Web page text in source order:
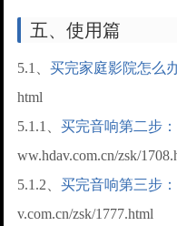
五、使用篇
5.1、买完家庭影院怎么
html
5.1.1、买完音响第二步
ww.hdav.com.cn/zsk/
5.1.2、买完音响第三步
v.com.cn/zsk/1777.html